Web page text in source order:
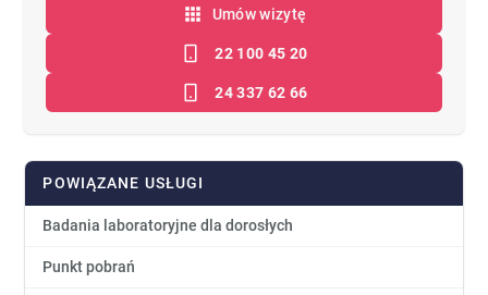
Umów wizytę
22 100 45 20
24 337 62 66
POWIĄZANE USŁUGI
Badania laboratoryjne dla dorosłych
Punkt pobrań